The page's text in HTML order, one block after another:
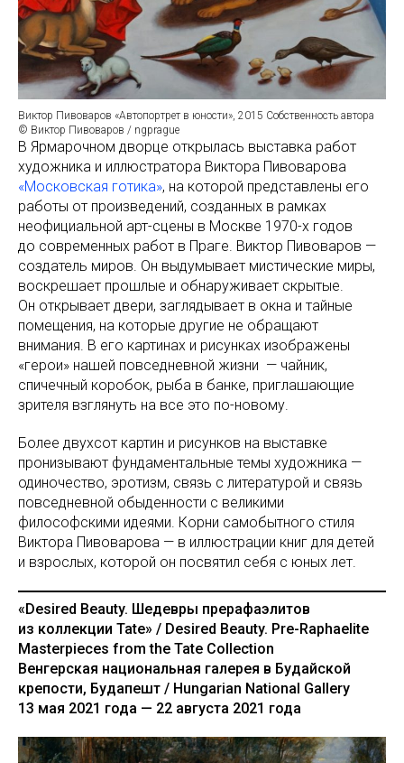
Виктор Пивоваров «Автопортрет в юности», 2015 Собственность автора
© Виктор Пивоваров / ngprague
В Ярмарочном дворце открылась выставка работ
художника и иллюстратора Виктора Пивоварова
«Московская готика», на которой представлены его
работы от произведений, созданных в рамках
неофициальной арт-сцены в Москве 1970-х годов
до современных работ в Праге. Виктор Пивоваров —
создатель миров. Он выдумывает мистические миры,
воскрешает прошлые и обнаруживает скрытые.
Он открывает двери, заглядывает в окна и тайные
помещения, на которые другие не обращают
внимания. В его картинах и рисунках изображены
«герои» нашей повседневной жизни ⁠ — чайник,
спичечный коробок, рыба в банке⁠, приглашающие
зрителя взглянуть на все это по-новому.
Более двухсот картин и рисунков на выставке
пронизывают фундаментальные темы художника —
одиночество, эротизм, связь с литературой и связь
повседневной обыденности с великими
философскими идеями. Корни самобытного стиля
Виктора Пивоварова — в иллюстрации книг для детей
и взрослых, которой он посвятил себя с юных лет.
«Desired Beauty. Шедевры прерафаэлитов
из коллекции Tate» / Desired Beauty. Pre-Raphaelite
Masterpieces from the Tate Collection
Венгерская национальная галерея в Будайской
крепости, Будапешт / Hungarian National Gallery
13 мая 2021 года — 22 августа 2021 года